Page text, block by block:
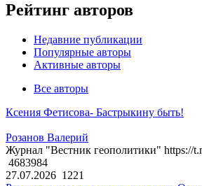
Рейтинг авторов
Недавние публикации
Популярные авторы
Активные авторы
Все авторы
Ксения Фетисова- Бастрыкину быть!
Розанов Валерий
Журнал "Вестник геополитики" https://
4683984
27.07.2026 1221